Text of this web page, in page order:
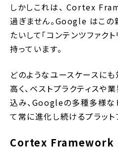
しかしこれは、 Cortex
過ぎません。Google はこの
たいして「コンテンツファク
持っています。
どのようなユースケースに
高く、ベストプラクティスや
込み、Googleの多種多様
て常に進化し続けるプラット
Cortex Framework